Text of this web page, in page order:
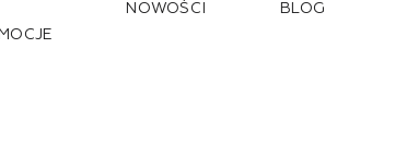
NOWOŚCI BLOG